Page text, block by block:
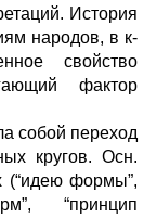
История
народов, в к-
свойство
фактор
собой переход
кругов. Осн.
(“идею формы”,
“принцип